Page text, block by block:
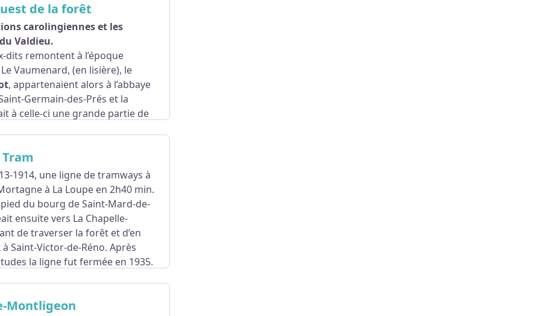
de la forêt
carolingiennes et les
Valdieu.
dits remontent à l’époque
Vaumenard, (en lisière), le
, appartenaient alors à l’abbaye
Germain-des-Prés et la
à celle-ci une grande partie de
1914, une ligne de tramways à
à La Loupe en 2h40 min.
du bourg de Saint-Mard-de-
ensuite vers La Chapelle-
de traverser la forêt et d’en
Saint-Victor-de-Réno. Après
la ligne fut fermée en 1935.
Montligeon